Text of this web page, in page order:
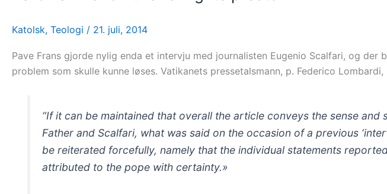
Katolsk, Teologi / 21. juli, 2014
Pave Frans gjorde nylig enda et intervju med journalisten Eugenio Scalfari, og
problem som skulle kunne løses. Vatikanets pressetalsmann, p. Federico
“If it can be maintained that overall the article conveys the sense
Father and Scalfari, what was said on the occasion of a previous
be reiterated forcefully, namely that the individual statements
attributed to the pope with certainty.»